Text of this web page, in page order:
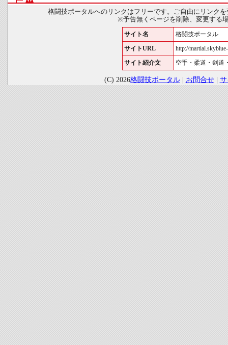
格闘技ポータルへのリンクはフリーです。ご自由にリンク
※予告無くページを削除、変更する
サイト名 格闘技ポータル
サイトURL http://
サイト紹介文 空手・柔道・剣道
(C) 2026格闘技ポータル| お問合せ|